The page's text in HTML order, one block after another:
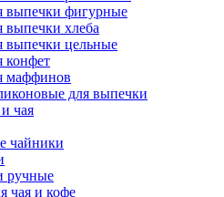
выпечки фигурные
хлеба
цельные
маффинов
для выпечки
чая
чайники
ручные
чая и кофе